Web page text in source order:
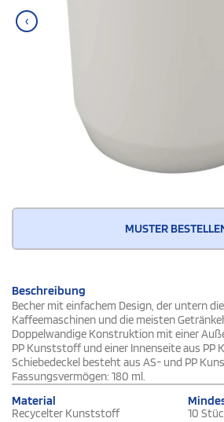
‹
MUSTER
Beschreibung
Becher mit einfachem Design, der untern
Kaffeemaschinen und die meisten
Doppelwandige Konstruktion mit einer
PP Kunststoff und einer Innenseite aus PP
Schiebedeckel besteht aus AS- und PP
Fassungsvermögen: 180 ml.
Material
Recycelter Kunststoff 10